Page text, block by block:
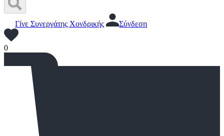
Γίνε Συνεργάτης Χονδρικής Σύνδεση
0